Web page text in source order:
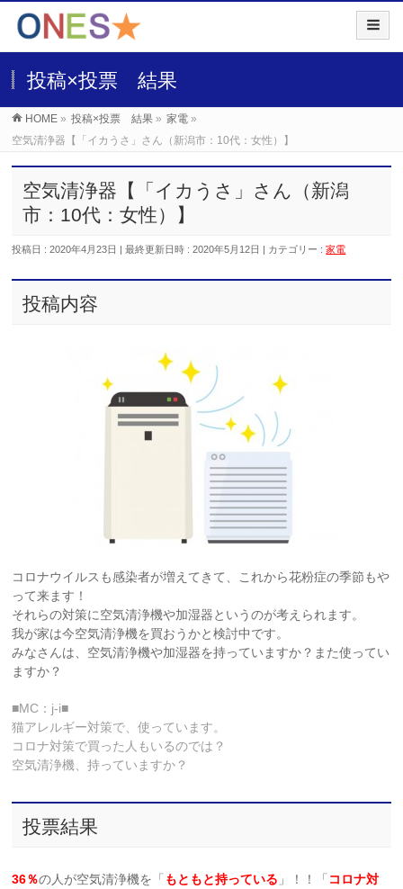
投稿×投票 結果
HOME » 投稿×投票 結果 » 家電 »
空気清浄器【「イカうさ」さん（新潟市：10代：女性）】
空気清浄器【「イカうさ」さん（新潟
市：10代：女性）】
投稿日 : 2020年4月23日 最終更新日時 : 2020年5月12日 カテゴリー :家電
投稿内容
コロナウイルスも感染者が増えてきて、これから花粉症の季節もや
って来ます！
それらの対策に空気清浄機や加湿器というのが考えられます。
我が家は今空気清浄機を買おうかと検討中です。
みなさんは、空気清浄機や加湿器を持っていますか？また使ってい
ますか？
■MC：j-i■
猫アレルギー対策で、使っています。
コロナ対策で買った人もいるのでは？
空気清浄機、持っていますか？
投票結果
36％の人が空気清浄機を「 もともと持っている 」！！「 コロナ対